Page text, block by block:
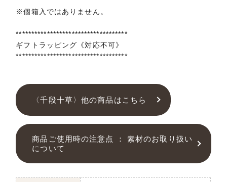
※個箱入ではありません。
************************************
ギフトラッピング《対応不可》
************************************
〈千段十草〉他の商品はこちら
商品ご使用時の注意点 ： 素材のお取り扱い
について